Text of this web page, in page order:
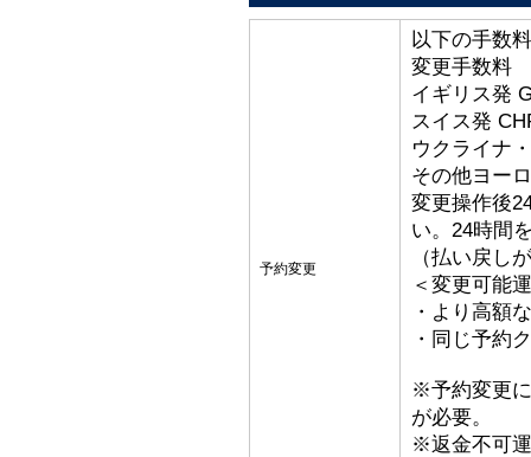
予約変更
以下の手数
変更手数料
イギリス発
スイス発
ウクライナ
その他ヨー
変更操作後
い。24時間
（払い戻し
＜変更可能
・より高額
・同じ予約
※予約変更
が必要。
※返金不可